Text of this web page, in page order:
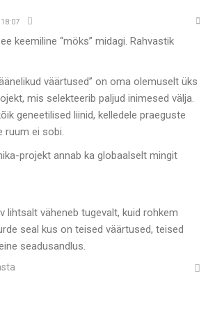
keemiline “möks” midagi. Rahvastik
väärtused” on oma olemuselt üks
mis selekteerib paljud inimesed välja.
geneetilised liinid, kelledele praeguste
ruum ei sobi.
projekt annab ka globaalselt mingit
lihtsalt väheneb tugevalt, kuid rohkem
seal kus on teised väärtused, teised
seadusandlus.